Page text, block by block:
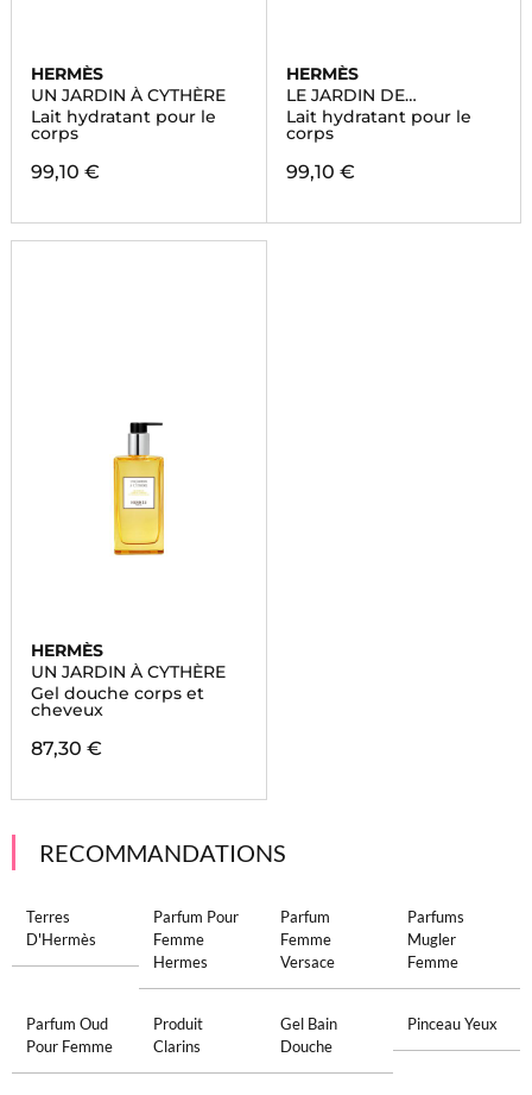
HERMÈS
UN JARDIN À CYTHÈRE
Lait hydratant pour le
corps
99,10 €
HERMÈS
LE JARDIN DE
MONSIEUR LI
Lait hydratant pour le
corps
99,10 €
HERMÈS
UN JARDIN À CYTHÈRE
Gel douche corps et
cheveux
87,30 €
RECOMMANDATIONS
Terres
D'Hermès
Parfum Pour
Femme
Hermes
Parfum
Femme
Versace
Parfums
Mugler
Femme
Parfum Oud
Pour Femme
Produit
Clarins
Gel Bain
Douche
Pinceau Yeux